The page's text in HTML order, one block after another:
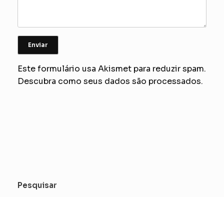
Este formulário usa Akismet para reduzir spam.
Descubra como seus dados são processados.
Pesquisar